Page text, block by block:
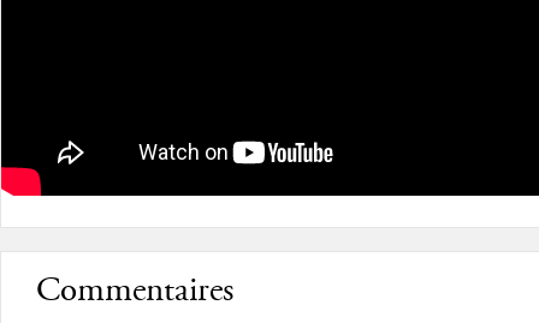
Commentaires